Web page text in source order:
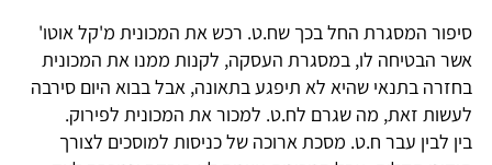
סיפור המסגרת החל בכך שח.ט. רכש את המכונית מ'קל אוטו'
אשר הבטיחה לו, במסגרת העסקה, לקנות ממנו את המכונית
בחזרה בתנאי שהיא לא תיפגע בתאונה, אבל בבוא היום סירבה
לעשות זאת, מה שגרם לח.ט. למכור את המכונית לפירוק.
בין לבין עבר ח.ט. מסכת ארוכה של כניסות למוסכים לצורך